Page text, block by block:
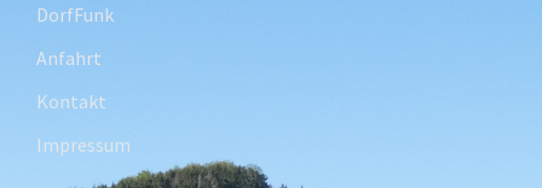
DorfFunk
Anfahrt
Kontakt
Impressum